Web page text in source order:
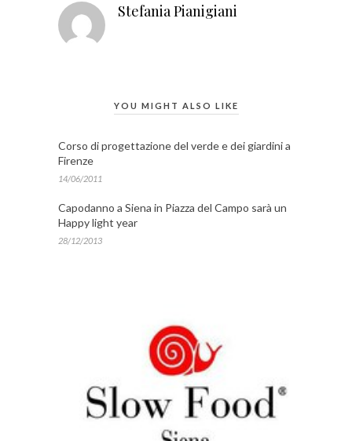
Stefania Pianigiani
YOU MIGHT ALSO LIKE
Corso di progettazione del verde e dei giardini a
Firenze
14/06/2011
Capodanno a Siena in Piazza del Campo sarà un
Happy light year
28/12/2013